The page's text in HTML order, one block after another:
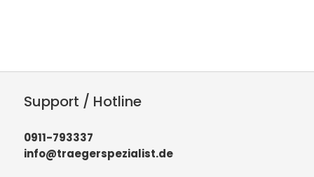
Support / Hotline
0911-793337
info@traegerspezialist.de